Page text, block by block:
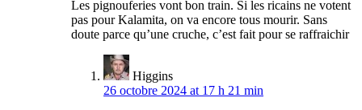
Les pignouferies vont bon train. Si les ricains ne votent
pas pour Kalamita, on va encore tous mourir. Sans
doute parce qu’une cruche, c’est fait pour se raffraichir
Higgins
26 octobre 2024 at 17 h 21 min